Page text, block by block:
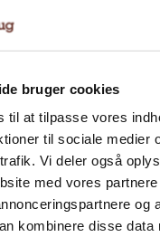
bruger cookies
til at tilpasse vores
til sociale medier
Vi deler også
med vores
og
kombinere disse data